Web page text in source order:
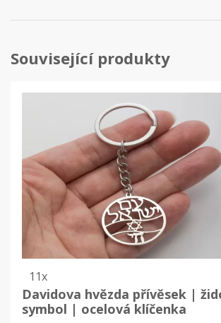
Související produkty
11x
Davidova hvězda přívěsek |
symbol | ocelová klíčenka